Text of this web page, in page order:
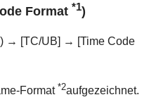
Format *1)
) → [TC/UB] → [Time Code
Format *2aufgezeichnet.